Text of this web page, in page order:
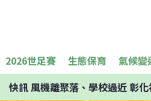
2026世足賽 生態保育 氣候變
快訊風機離聚落、學校過近 彰